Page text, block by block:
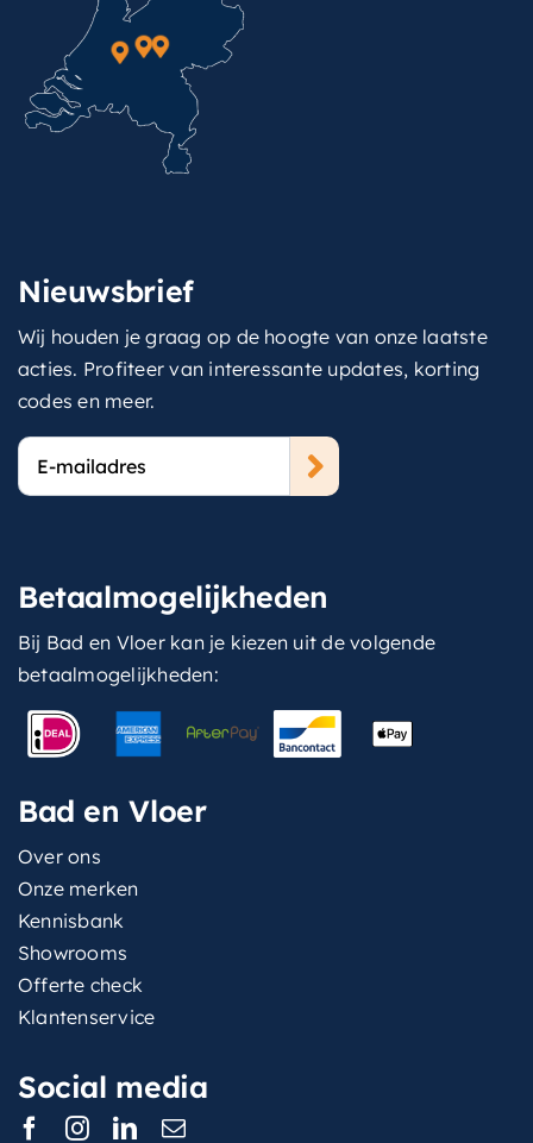
Nieuwsbrief
Wij houden je graag op de hoogte van onze laatste
acties. Profiteer van interessante updates, korting
codes en meer.
E-
mailadres
Betaalmogelijkheden
Bij Bad en Vloer kan je kiezen uit de volgende
betaalmogelijkheden:
Bad en Vloer
Over ons
Onze merken
Kennisbank
Showrooms
Offerte check
Klantenservice
Social media